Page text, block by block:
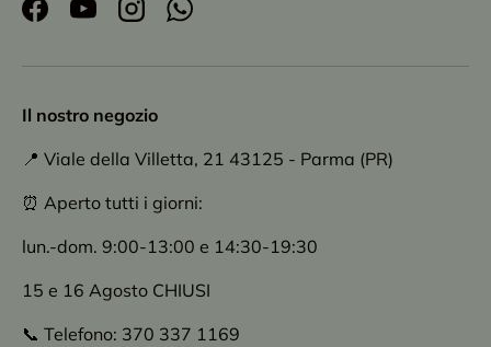
FacebookYouTubeInstagramWhatsApp
Il nostro negozio
📍 Viale della Villetta, 21 43125 - Parma (PR)
⏰ Aperto tutti i giorni:
lun.-dom. 9:00-13:00 e 14:30-19:30
15 e 16 Agosto CHIUSI
📞 Telefono: 370 337 1169